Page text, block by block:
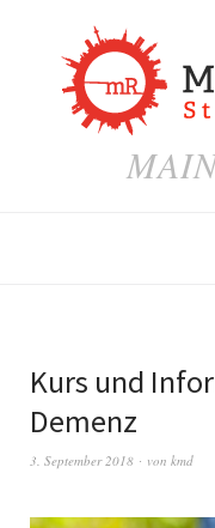
Kurs und
Demenz
3. September 2018 von kmd